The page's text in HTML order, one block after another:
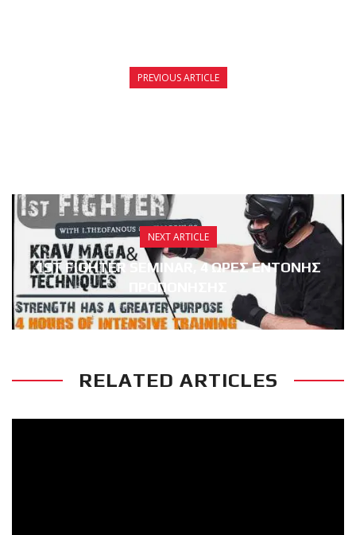
PREVIOUS ARTICLE
NEXT ARTICLE
1ST FIGHTER SEMINAR, 4 ΩΡΕΣ ΕΝΤΟΝΗΣ
ΠΡΟΠΟΝΗΣΗΣ
RELATED ARTICLES